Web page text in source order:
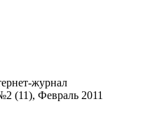
журнал
(11), Февраль 2011